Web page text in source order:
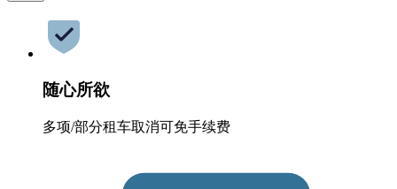
随心所欲
多项/部分租车取消可免手续费